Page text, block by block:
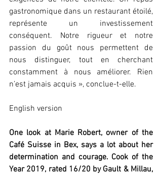
gastronomique dans un restaurant étoilé,
représente un investissement
conséquent. Notre rigueur et notre
passion du goût nous permettent de
nous distinguer, tout en cherchant
constamment à nous améliorer. Rien
n’est jamais acquis », conclue-t-elle.
English version
One look at Marie Robert, owner of the
Café Suisse in Bex, says a lot about her
determination and courage. Cook of the
Year 2019, rated 16/20 by Gault & Millau,